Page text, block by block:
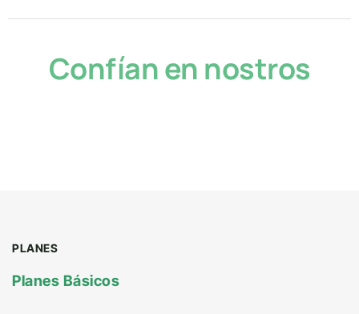
Confían en nostros
PLANES
Planes Básicos